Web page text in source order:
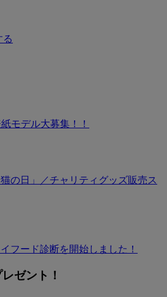
る
モデル大募集！！
の日」／チャリティグッズ販売ス
フード診断を開始しました！
ゼント！